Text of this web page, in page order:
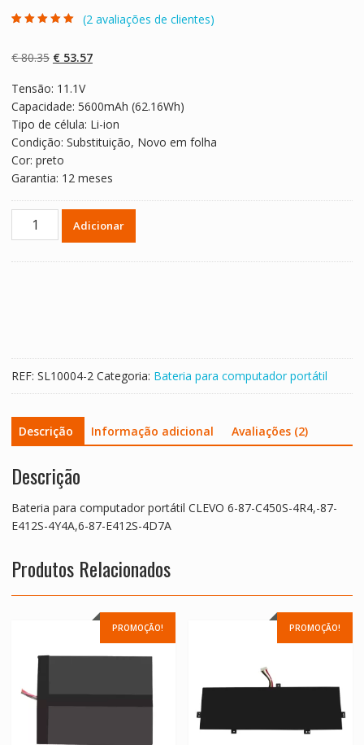
com base em
classificaçõe
(2 avaliações de clientes)
€80.35 O
original
era:
€ 80.35.
€53.57O
é:
€ 53.57.
Tensão: 11.1V
Capacidade: 5600mAh (62.16Wh)
Tipo de célula: Li-ion
Condição: Substituição, Novo em folha
Cor: preto
Garantia: 12 meses
Quantidade
87-
C450S-
4R4,-87-
E412S-
4Y4A,6-
87-
E412S-
4D7A
Adicionar
REF: SL10004-2 Categoria: Bateria para computador portátil
Descrição Informação adicional Avaliações (2)
Descrição
Bateria para computador portátil CLEVO 6-87-C450S-4R4,-87-
E412S-4Y4A,6-87-E412S-4D7A
Produtos Relacionados
PROMOÇÃO! PROMOÇÃO!